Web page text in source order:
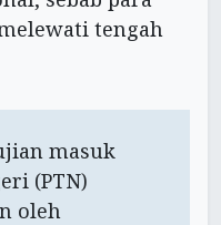
tengah
masuk
(PTN)
oleh